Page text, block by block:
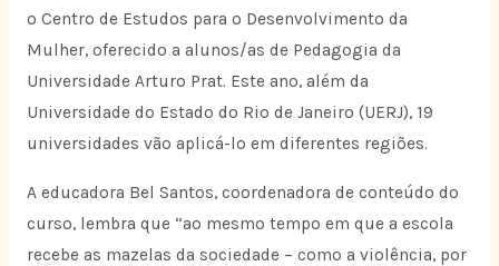
o Centro de Estudos para o Desenvolvimento da
Mulher, oferecido a alunos/as de Pedagogia da
Universidade Arturo Prat. Este ano, além da
Universidade do Estado do Rio de Janeiro (UERJ), 19
universidades vão aplicá-lo em diferentes regiões.
A educadora Bel Santos, coordenadora de conteúdo do
curso, lembra que “ao mesmo tempo em que a escola
recebe as mazelas da sociedade – como a violência, por